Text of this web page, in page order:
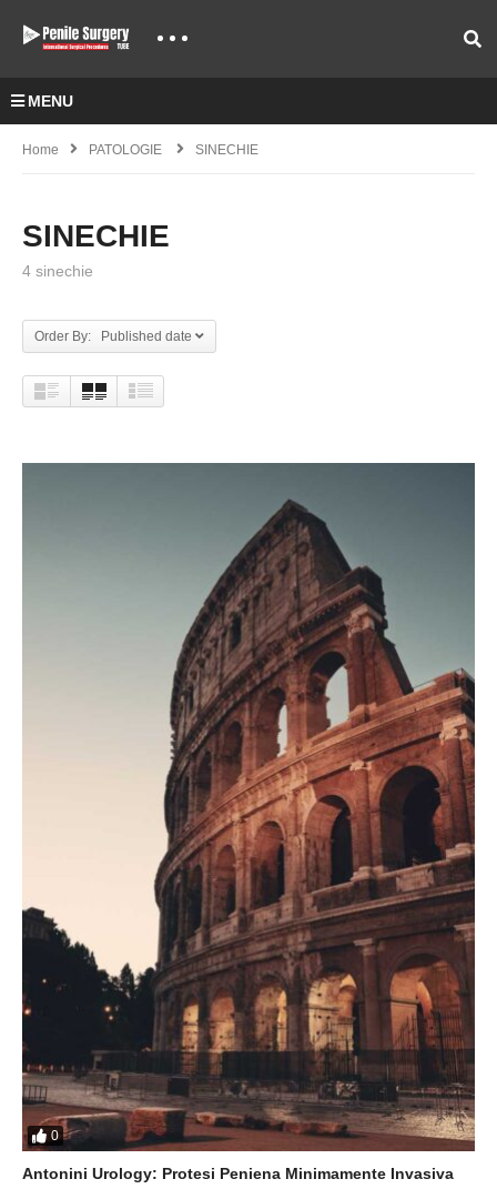
MENU
Home PATOLOGIE SINECHIE
SINECHIE
4 sinechie
Order By: Published date
0
Antonini Urology: Protesi Peniena Minimamente Invasiva